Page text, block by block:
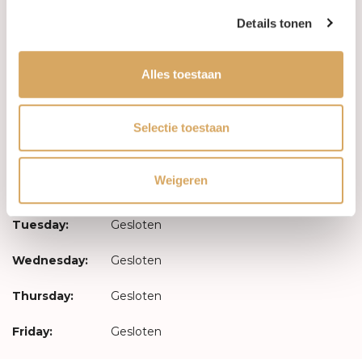
Details tonen
Alles toestaan
Selectie toestaan
Weigeren
Log in
Opening hours
Gesloten
Tuesday: Gesloten
Wednesday: Gesloten
Thursday: Gesloten
Friday: Gesloten